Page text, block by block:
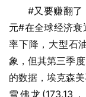
#又要赚翻了
元#在全球经济
率下降，大型石
象，但其第三季
的数据，埃克森
雪佛龙(173.13